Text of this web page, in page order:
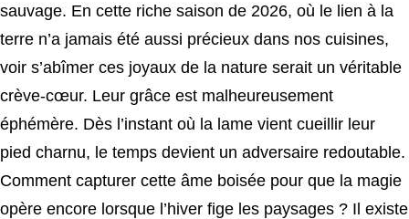
sauvage. En cette riche saison de 2026, où le lien à la
terre n’a jamais été aussi précieux dans nos cuisines,
voir s’abîmer ces joyaux de la nature serait un véritable
crève-cœur. Leur grâce est malheureusement
éphémère. Dès l’instant où la lame vient cueillir leur
pied charnu, le temps devient un adversaire redoutable.
Comment capturer cette âme boisée pour que la magie
opère encore lorsque l’hiver fige les paysages ? Il existe